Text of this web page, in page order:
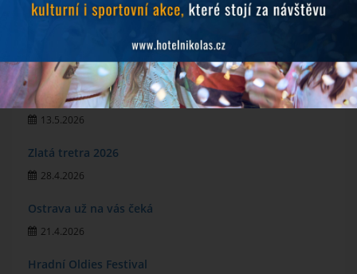
24.6.2026
Prodlužujeme snídaně během hudebních festivalů
10.6.2026
MichalFest 2026
13.5.2026
Zlatá tretra 2026
28.4.2026
Ostrava už na vás čeká
21.4.2026
Hradní Oldies Festival